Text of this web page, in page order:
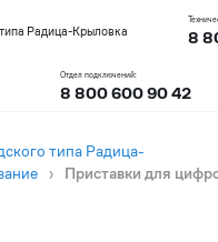
Радица-Крыловка 8
Отдел подключений:
8 800 600 90 42
типа Радица-
› Приставки для